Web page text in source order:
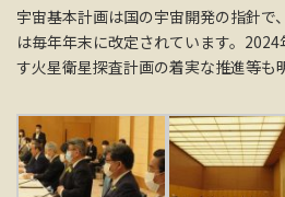
宇宙基本計画は国の宇宙開発の指針で
は毎年年末に改定されています。
す火星衛星探査計画の着実な推進等も